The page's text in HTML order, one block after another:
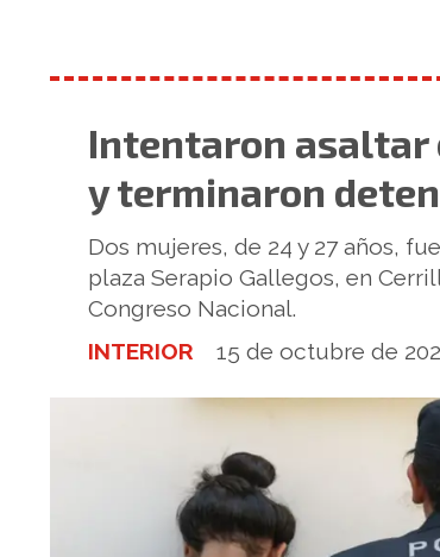
Intentaron asaltar
y terminaron
Dos mujeres, de 24 y 27 años,
plaza Serapio Gallegos, en
Congreso Nacional.
INTERIOR
15 de octubre de